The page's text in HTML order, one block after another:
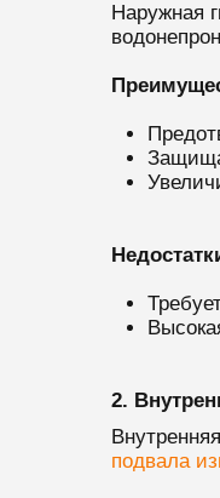
Наружная
2.
подвала